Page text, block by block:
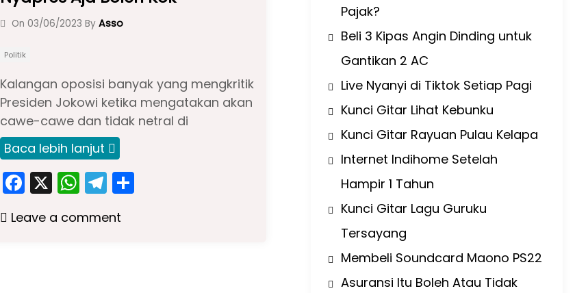
On 03/06/2023 By Asso
Politik
Kalangan oposisi banyak yang mengkritik
Presiden Jokowi ketika mengatakan akan
cawe-cawe dan tidak netral di
Baca lebih lanjut
F
a
c
X W
h
a
T
el
e
Leave a comment
Pajak?
Beli 3 Kipas Angin Dinding untuk
Gantikan 2 AC
Live Nyanyi di Tiktok Setiap Pagi
Kunci Gitar Lihat Kebunku
Kunci Gitar Rayuan Pulau Kelapa
Internet Indihome Setelah
Hampir 1 Tahun
Kunci Gitar Lagu Guruku
Tersayang
Membeli Soundcard Maono PS22
Asuransi Itu Boleh Atau Tidak